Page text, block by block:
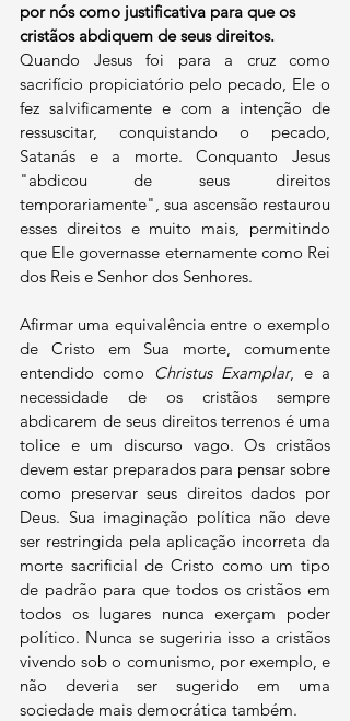
por nós como justificativa para que os
cristãos abdiquem de seus direitos.
Quando Jesus foi para a cruz como
sacrifício propiciatório pelo pecado, Ele o
fez salvificamente e com a intenção de
ressuscitar, conquistando o pecado,
Satanás e a morte. Conquanto Jesus
"abdicou de seus direitos
temporariamente", sua ascensão restaurou
esses direitos e muito mais, permitindo
que Ele governasse eternamente como Rei
dos Reis e Senhor dos Senhores.
Afirmar uma equivalência entre o exemplo
de Cristo em Sua morte, comumente
entendido como
Christus Examplar, e a
necessidade de os cristãos sempre
abdicarem de seus direitos terrenos é uma
tolice e um discurso vago. Os cristãos
devem estar preparados para pensar sobre
como preservar seus direitos dados por
Deus. Sua imaginação política não deve
ser restringida pela aplicação incorreta da
morte sacrificial de Cristo como um tipo
de padrão para que todos os cristãos em
todos os lugares nunca exerçam poder
político. Nunca se sugeriria isso a cristãos
vivendo sob o comunismo, por exemplo, e
não deveria ser sugerido em uma
sociedade mais democrática também.